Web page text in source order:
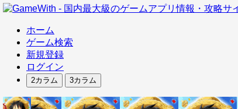
ホーム
ゲーム検索
新規登録
ログイン
2カラム 3カラム